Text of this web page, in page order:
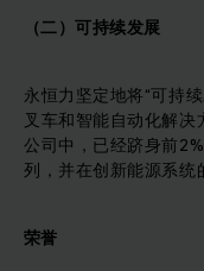
（二）可持续发展
永恒力坚定地将“可持
叉车和智能自动化解
公司中，已经跻身前
列，并在创新能源系统
荣誉